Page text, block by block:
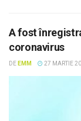
A fost
coronavirus
DE EMM 27 MARTIE